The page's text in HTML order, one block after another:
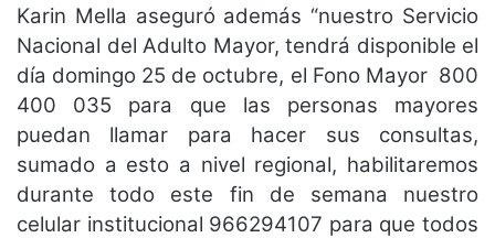
Karin Mella aseguró además “nuestro Servicio
Nacional del Adulto Mayor, tendrá disponible el
día domingo 25 de octubre, el Fono Mayor 800
400 035 para que las personas mayores
puedan llamar para hacer sus consultas,
sumado a esto a nivel regional, habilitaremos
durante todo este fin de semana nuestro
celular institucional 966294107 para que todos